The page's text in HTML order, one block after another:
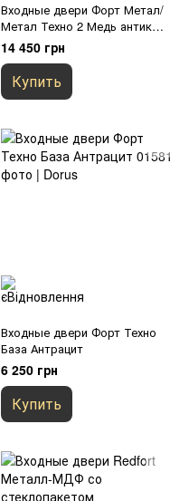
Входные двери Форт Метал/
Метал Техно 2 Медь антик
1200
14 450 грн
Купить
Входные двери Форт Техно
База Антрацит
6 250 грн
Купить